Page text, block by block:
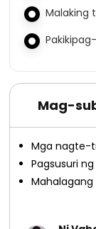
Malaking
Mag-
Mga nagte-
Pagsusuri